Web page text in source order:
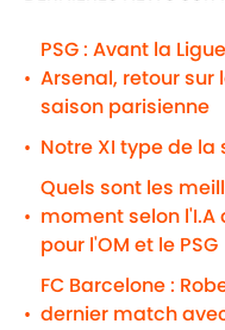
•
PSG : Avant la
Arsenal, retour sur
saison parisienne
• Notre XI type de la
•
Quels sont les
moment selon
pour l'OM et le PSG
•
FC Barcelone :
dernier match